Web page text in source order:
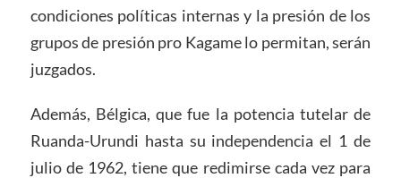
condiciones políticas internas y la presión de los
grupos de presión pro Kagame lo permitan, serán
juzgados.
Además, Bélgica, que fue la potencia tutelar de
Ruanda-Urundi hasta su independencia el 1 de
julio de 1962, tiene que redimirse cada vez para